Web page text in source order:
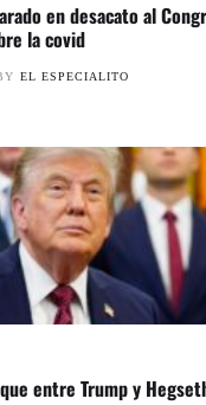
en desacato al
la covid
EL ESPECIALITO
entre Trump y